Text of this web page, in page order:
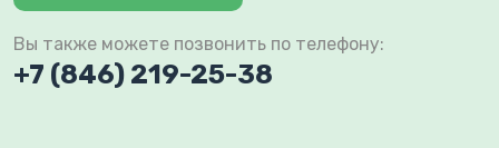
Вы также можете позвонить по телефону:
+7 (846) 219-25-38